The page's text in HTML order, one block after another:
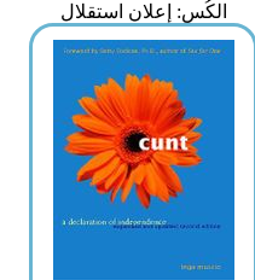
الكُس: إعلان استقلال